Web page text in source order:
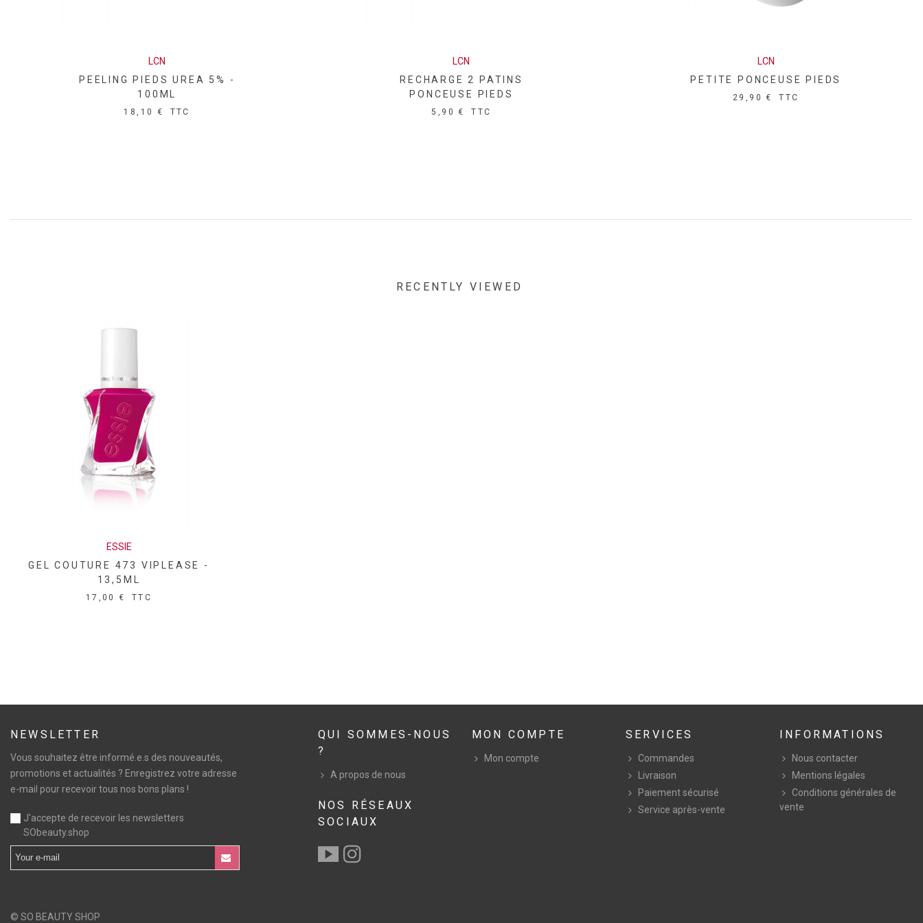
LCN
PEELING PIEDS UREA 5% -
100ML
18,10 € TTC
LCN
RECHARGE 2 PATINS
PONCEUSE PIEDS
5,90 € TTC
LCN
PETITE PONCEUSE PIEDS
29,90 € TTC
RECENTLY VIEWED
ESSIE
GEL COUTURE 473 VIPLEASE -
13,5ML
17,00 € TTC
NEWSLETTER
Vous souhaitez être informé.e.s des nouveautés,
promotions et actualités ? Enregistrez votre adresse
e-mail pour recevoir tous nos bons plans !
J'accepte de recevoir les newsletters
SObeauty.shop
QUI SOMMES-NOUS
?
A propos de nous
NOS RÉSEAUX
SOCIAUX
MON COMPTE
Mon compte
SERVICES
Commandes
Livraison
Paiement sécurisé
Service après-vente
INFORMATIONS
Nous contacter
Mentions légales
Conditions générales de
vente
© SO BEAUTY SHOP